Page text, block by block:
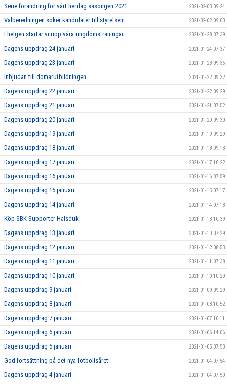
Serie förändring för vårt herrlag säsongen 2021 2021-02-03 09:24
Valberedningen söker kandidater till styrelsen! 2021-02-02 09:03
I helgen startar vi upp våra ungdomsträningar. 2021-01-28 07:39
Dagens uppdrag 24 januari 2021-01-24 07:37
Dagens uppdrag 23 januari 2021-01-23 09:36
Inbjudan till domarutbildningen 2021-01-22 09:32
Dagens uppdrag 22 januari 2021-01-22 09:29
Dagens uppdrag 21 januari 2021-01-21 07:52
Dagens uppdrag 20 januari 2021-01-20 09:30
Dagens uppdrag 19 januari 2021-01-19 09:29
Dagens uppdrag 18 januari 2021-01-18 09:13
Dagens uppdrag 17 januari 2021-01-17 10:22
Dagens uppdrag 16 januari 2021-01-16 07:59
Dagens uppdrag 15 januari 2021-01-15 07:17
Dagens uppdrag 14 januari 2021-01-14 07:18
Köp SBK Supporter Halsduk 2021-01-13 10:39
Dagens uppdrag 13 januari 2021-01-13 07:29
Dagens uppdrag 12 januari 2021-01-12 08:53
Dagens uppdrag 11 januari 2021-01-11 07:38
Dagens uppdrag 10 januari 2021-01-10 10:29
Dagens uppdrag 9 januari 2021-01-09 09:29
Dagens uppdrag 8 januari 2021-01-08 10:52
Dagens uppdrag 7 januari 2021-01-07 10:11
Dagens uppdrag 6 januari 2021-01-06 14:06
Dagens uppdrag 5 januari 2021-01-05 07:53
God fortsättning på det nya fotbollsåret! 2021-01-04 07:54
Dagens uppdrag 4 januari 2021-01-04 07:50